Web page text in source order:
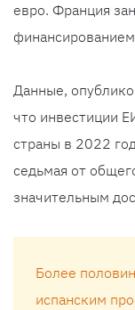
евро. Франция
Данные,
что инвестиции
страны в 2022
седьмая от
значительным
Более
испанским